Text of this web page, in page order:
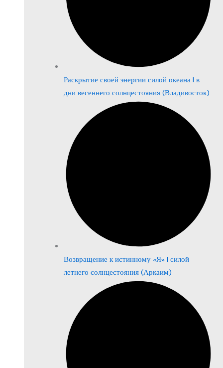
Раскрытие своей энергии силой океана | в
дни весеннего солнцестояния (Владивосток)
Возвращение к истинному «Я» | силой
летнего солнцестояния (Аркаим)